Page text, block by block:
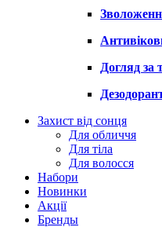
Догляд за
Захист від сонця
Для обличчя
Для тіла
Для волосся
Набори
Новинки
Акції
Бренды